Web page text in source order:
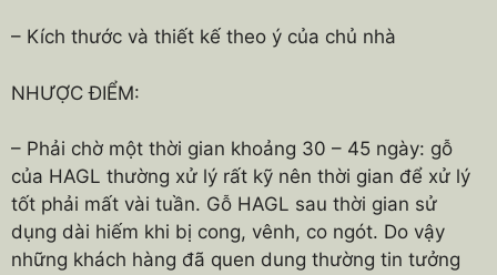
– Kích thước và thiết kế theo ý của chủ nhà
NHƯỢC ĐIỂM:
– Phải chờ một thời gian khoảng 30 – 45 ngày: gỗ
của HAGL thường xử lý rất kỹ nên thời gian để xử lý
tốt phải mất vài tuần. Gỗ HAGL sau thời gian sử
dụng dài hiếm khi bị cong, vênh, co ngót. Do vậy
những khách hàng đã quen dung thường tin tưởng